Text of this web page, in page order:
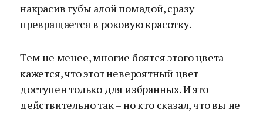
накрасив губы алой помадой, сразу
превращается в роковую красотку.
Тем не менее, многие боятся этого цвета –
кажется, что этот невероятный цвет
доступен только для избранных. И это
действительно так – но кто сказал, что вы не